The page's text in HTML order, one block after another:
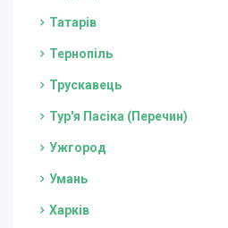
Татарів
Тернопіль
Трускавець
Тур'я Пасіка (Перечин)
Ужгород
Умань
Харків